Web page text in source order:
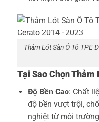
Thảm Lót Sàn Ô Tô TPE
Tại Sao Chọn Thảm
Độ Bền Cao: Chất
độ bền vượt trội,
nghiệt từ môi